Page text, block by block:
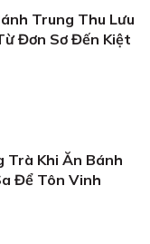
Trung Thu Lưu
Đơn Sơ Đến Kiệt
Trà Khi Ăn Bánh
Để Tôn Vinh